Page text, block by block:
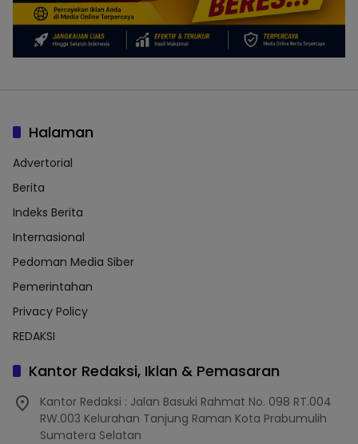
Halaman
Advertorial
Berita
Indeks Berita
Internasional
Pedoman Media Siber
Pemerintahan
Privacy Policy
REDAKSI
Kantor Redaksi, Iklan & Pemasaran
Kantor Redaksi : Jalan Basuki Rahmat No. 098 RT.004
RW.003 Kelurahan Tanjung Raman Kota Prabumulih
Sumatera Selatan